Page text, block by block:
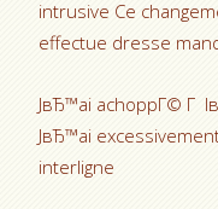
intrusive Ce
effectue dresse
JвЂ™ai achoppГ© Г
JвЂ™ai
interligne